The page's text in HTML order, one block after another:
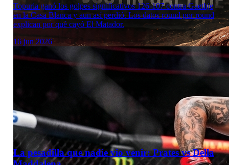
Topuria ganó los golpes significativos 126-107 contra Gaethje
en la Casa Blanca y aun así perdió. Los datos round por round
explican por qué cayó El Matador.
16 jun 2026
La pesadilla que nadie vio venir: Prates vs Della